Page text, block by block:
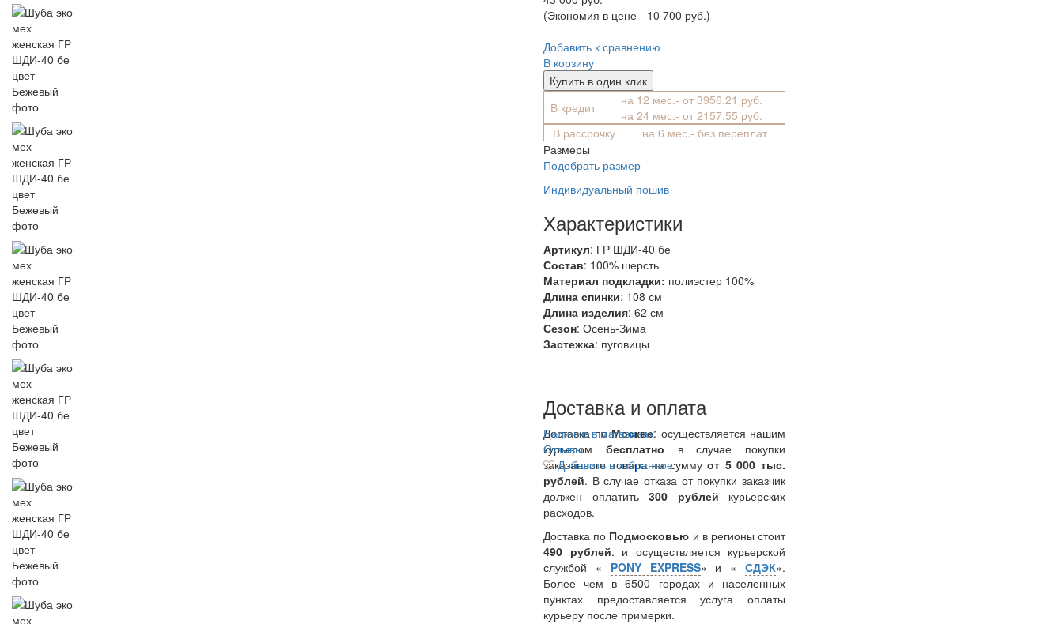
(Экономия в цене - 10 700 руб.)
Добавить к сравнению
В корзину
Купить в один клик
В кредит
на 12 мес.- от 3956.21 руб.
на 24 мес.- от 2157.55 руб.
В рассрочку
на 6 мес.- без переплат
Размеры
Подобрать размер
Индивидуальный пошив
Характеристики
Артикул: ГР ШДИ-40 бе
Состав: 100% шерсть
Материал подкладки: полиэстер 100%
Длина спинки: 108 см
Длина изделия: 62 см
Сезон: Осень-Зима
Застежка: пуговицы
Доставка и оплата
Доставка поМоскве: осуществляется нашим
курьером бесплатно в случае покупки
заказанного товара на суммуот 5 000 тыс.
рублей. В случае отказа от покупки заказчик
должен оплатить 300 рублей курьерских
расходов.
Доставка по Подмосковью и в регионы стоит
490 рублей. и осуществляется курьерской
службой « PONY EXPRESS» и «СДЭК».
Более чем в 6500 городах и населенных
пунктах предоставляется услуга оплаты
курьеру после примерки.
Наличие в магазинах
Отзывы
Добавить в избранное